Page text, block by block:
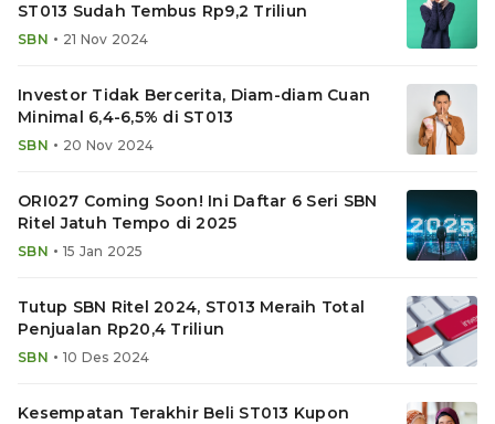
ST013 Sudah Tembus Rp9,2 Triliun
SBN • 21 Nov 2024
Investor Tidak Bercerita, Diam-diam Cuan
Minimal 6,4-6,5% di ST013
SBN • 20 Nov 2024
ORI027 Coming Soon! Ini Daftar 6 Seri SBN
Ritel Jatuh Tempo di 2025
SBN • 15 Jan 2025
Tutup SBN Ritel 2024, ST013 Meraih Total
Penjualan Rp20,4 Triliun
SBN • 10 Des 2024
Kesempatan Terakhir Beli ST013 Kupon